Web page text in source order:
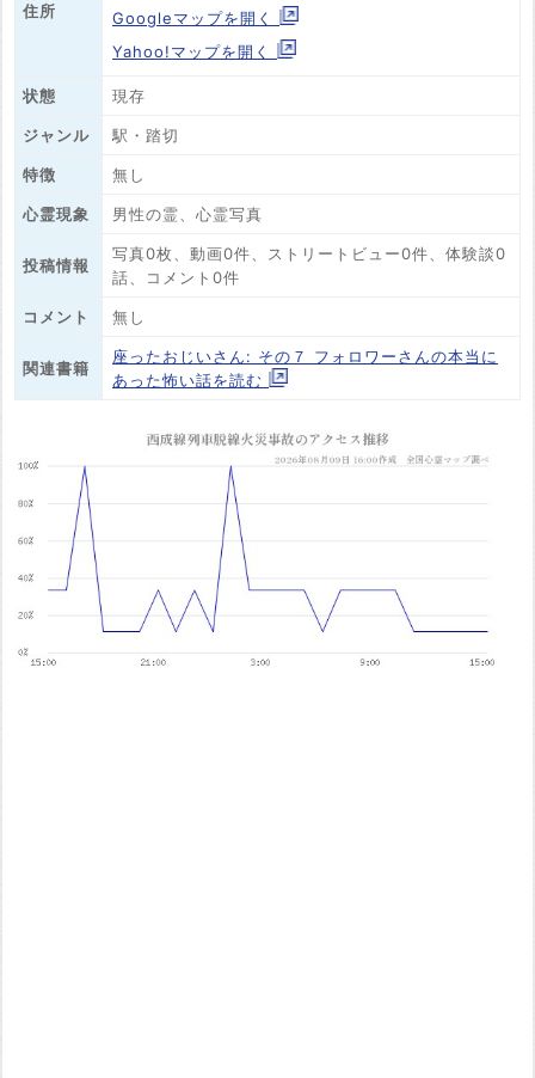
住所
Googleマップを開く
Yahoo!マップを開く
状態 現存
ジャンル 駅・踏切
特徴 無し
心霊現象 男性の霊、心霊写真
投稿情報
写真0枚、動画0件、ストリートビュー0件、体験談0
話、コメント0件
コメント 無し
関連書籍
座ったおじいさん: その７ フォロワーさんの本当に
あった怖い話を読む